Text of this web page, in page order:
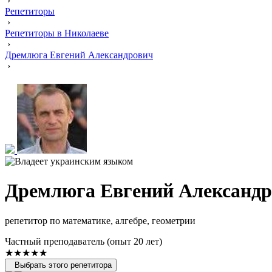
Репетиторы
›
Репетиторы в Николаеве
›
Дремлюга Евгений Александрович
›
Дремлюга Евгений
репетитор по математике, алгебре, геометрии
Частный преподаватель (опыт 20 лет)
★★★★★
Выбрать этого репетитора